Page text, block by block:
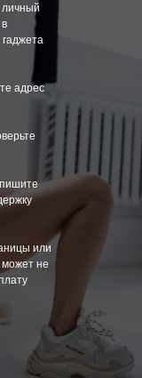
личный
адрес
или
может не